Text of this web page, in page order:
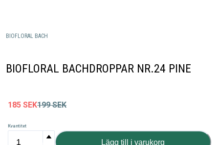
BIOFLORAL BACH
BIOFLORAL BACHDROPPAR NR.24 PINE
185 SEK199 SEK
Kvantitet
Lägg till i varukorg